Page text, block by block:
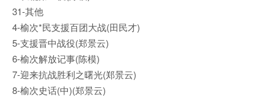
31-其他
4-榆次*民支援百团大战(田民才)
5-支援晋中战役(郑景云)
6-榆次解放记事(陈模)
7-迎来抗战胜利之曙光(郑景云)
8-榆次史话(中)(郑景云)